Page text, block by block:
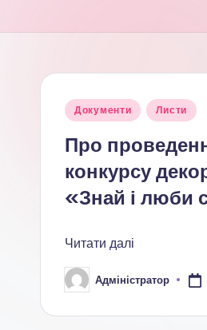
Опубліковано
Документи Листи
Про
конкурсу
«Знай і люби
Читати далі
Опубліковано
Адміністратор